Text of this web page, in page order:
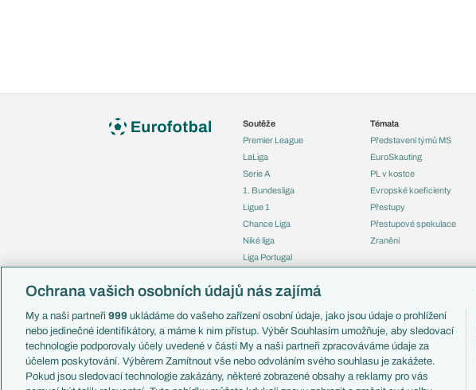
Soutěže
Premier League
LaLiga
Serie A
1. Bundesliga
Ligue 1
Chance Liga
Niké liga
Liga Portugal
Liga mistrů
Mistrovství světa
Liga národů
Témata
Představení týmů MS
EuroSkauting
PL v kostce
Evropské koeficienty
Přestupy
Přestupové spekulace
Zranění
Ochrana vašich osobních údajů nás zajímá
My a naši partneři 999 ukládáme do vašeho zařízení osobní údaje, jako jsou údaje o prohlížení
nebo jedinečné identifikátory, a máme k nim přístup. Výběr Souhlasím umožňuje, aby sledovací
technologie podporovaly účely uvedené v části My a naši partneři zpracováváme údaje za
účelem poskytování. Výběrem Zamítnout vše nebo odvoláním svého souhlasu je zakážete.
Pokud jsou sledovací technologie zakázány, některé zobrazené obsahy a reklamy pro vás